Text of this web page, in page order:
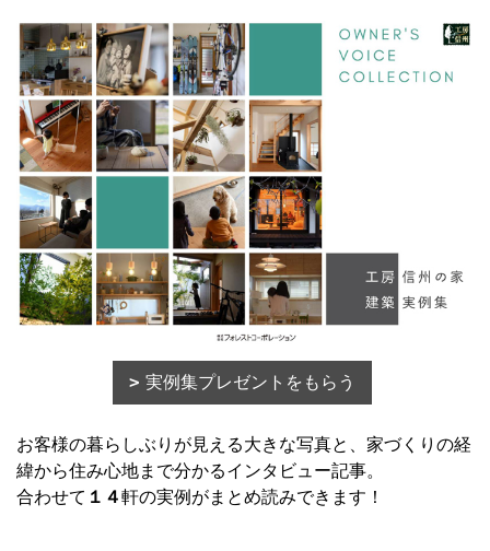
実例集プレゼントをもらう
お客様の暮らしぶりが見える大きな写真と、家づくりの経
緯から住み心地まで分かるインタビュー記事。
合わせて １４軒の実例がまとめ読みできます！